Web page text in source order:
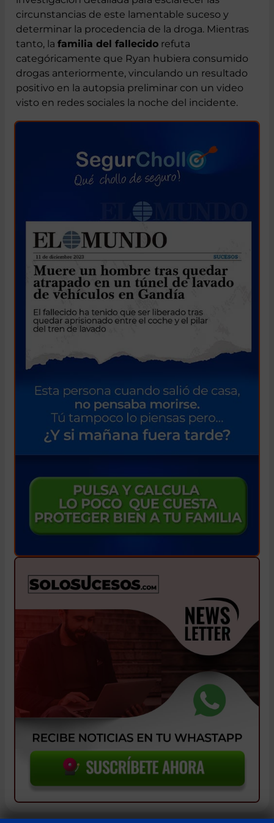
investigación detallada para esclarecer las
circunstancias de este lamentable suceso y
determinar la procedencia de la droga. Mientras
tanto, lafamilia del fallecidorefuta
categóricamente que Ryan hubiera consumido
drogas anteriormente, vinculando un resultado
positivo en la autopsia preliminar con un video
visto en redes sociales la noche del incidente.